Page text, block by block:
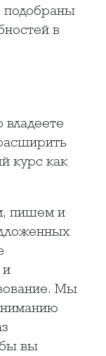
подобраны
в
курс как
пишем и
Мы
вы